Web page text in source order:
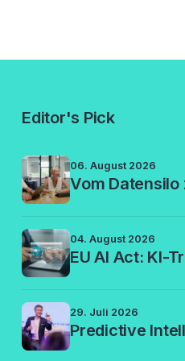
Editor's Pick
06. August 2026
Vom
04. August 2026
EU AI Act: KI-
29. Juli 2026
Predictive